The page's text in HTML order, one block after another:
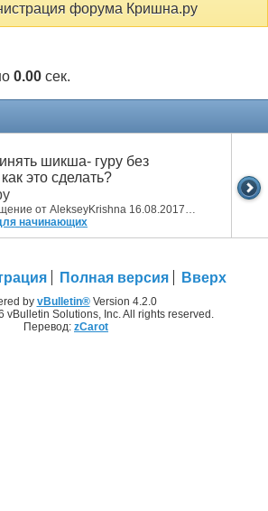
форума Кришна.ру
0.00 сек.
шикша- гуру без
это сделать?
Последнее сообщение от AlekseyKrishna 16.08.201721:55
начинающих
Полная версия Вверх
by vBulletin®Version 4.2.0
vBulletin Solutions, Inc. All rights reserved.
Перевод: zCarot